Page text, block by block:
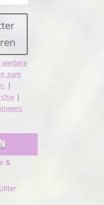
weitere
zum
|
|
&